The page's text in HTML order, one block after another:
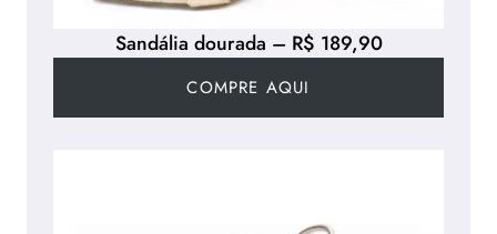
Sandália dourada – R$ 189,90
COMPRE AQUI